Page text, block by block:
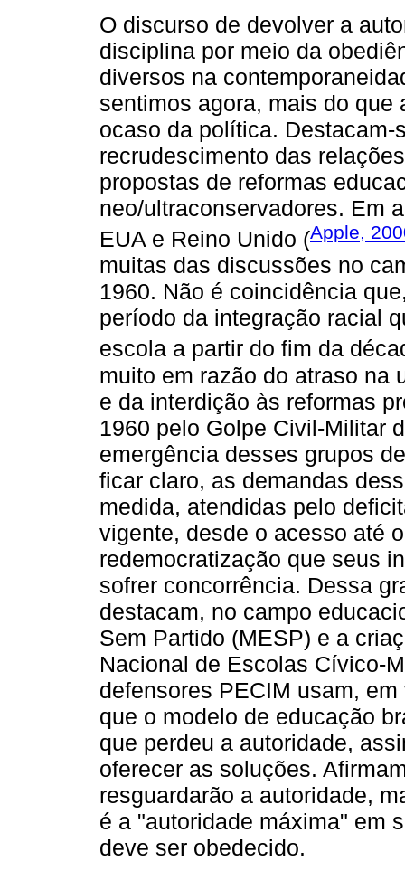
O discurso de devolver a
disciplina por meio da
diversos na
sentimos agora, mais do que
ocaso da política. Destacam-
recrudescimento das
propostas de reformas
neo/ultraconservadores. Em
EUA e Reino Unido (Apple,
muitas das discussões no
1960. Não é coincidência
período da integração racial
escola a partir do fim da
muito em razão do atraso na
e da interdição às reformas
1960 pelo Golpe Civil-Militar
emergência desses grupos
ficar claro, as demandas
medida, atendidas pelo
vigente, desde o acesso até
redemocratização que seus
sofrer concorrência. Dessa
destacam, no campo
Sem Partido (MESP) e a
Nacional de Escolas Cívico-
defensores PECIM usam,
que o modelo de educação
que perdeu a autoridade,
oferecer as soluções.
resguardarão a autoridade,
é a "autoridade máxima" em
deve ser obedecido.